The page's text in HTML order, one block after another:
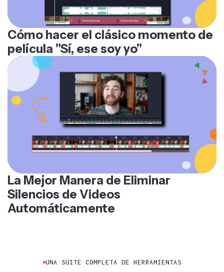
Cómo hacer el clásico momento de
película "Sí, ese soy yo"
La Mejor Manera de Eliminar
Silencios de Videos
Automáticamente
UNA SUITE COMPLETA DE HERRAMIENTAS